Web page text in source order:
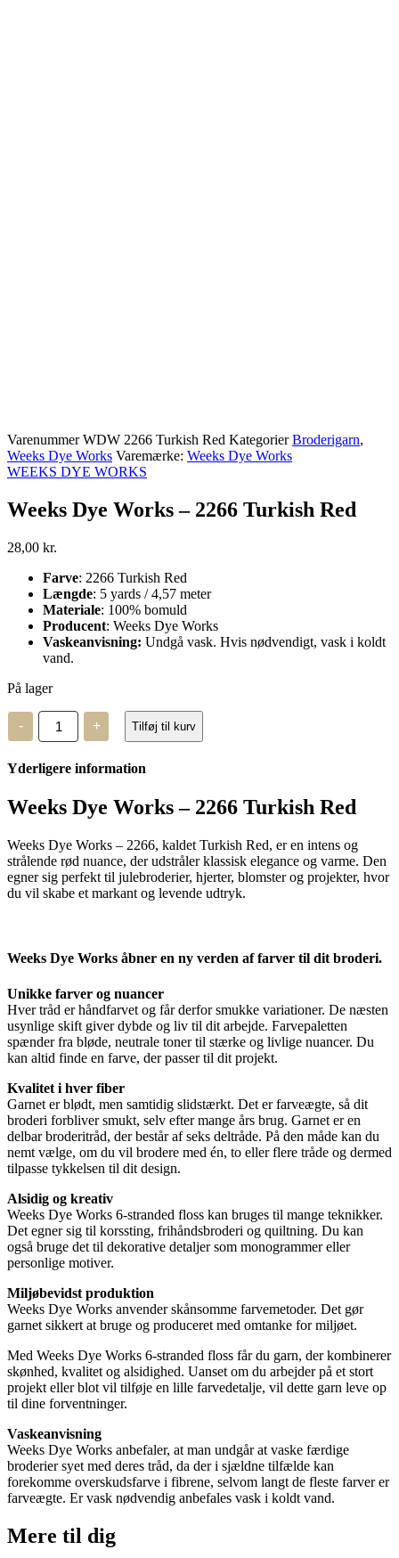
VarenummerWDW 2266 Turkish Red Kategorier Broderigarn,
Weeks Dye Works Varemærke: Weeks Dye Works
WEEKS DYE WORKS
Weeks Dye Works – 2266 Turkish Red
28,00 kr.
Farve: 2266 Turkish Red
Længde: 5 yards / 4,57 meter
Materiale: 100% bomuld
Producent: Weeks Dye Works
Vaskeanvisning: Undgå vask. Hvis nødvendigt, vask i koldt
vand.
På lager
-
Weeks
Dye
Works
2266
Red
antal
+ Tilføj til kurv
Yderligere information
Weeks Dye Works – 2266 Turkish Red
Weeks Dye Works – 2266, kaldet Turkish Red, er en intens og
strålende rød nuance, der udstråler klassisk elegance og varme. Den
egner sig perfekt til julebroderier, hjerter, blomster og projekter, hvor
du vil skabe et markant og levende udtryk.
Weeks Dye Works åbner en ny verden af farver til dit broderi.
Unikke farver og nuancer
Hver tråd er håndfarvet og får derfor smukke variationer. De næsten
usynlige skift giver dybde og liv til dit arbejde. Farvepaletten
spænder fra bløde, neutrale toner til stærke og livlige nuancer. Du
kan altid finde en farve, der passer til dit projekt.
Kvalitet i hver fiber
Garnet er blødt, men samtidig slidstærkt. Det er farveægte, så dit
broderi forbliver smukt, selv efter mange års brug. Garnet er en
delbar broderitråd, der består af seks deltråde. På den måde kan du
nemt vælge, om du vil brodere med én, to eller flere tråde og dermed
tilpasse tykkelsen til dit design.
Alsidig og kreativ
Weeks Dye Works 6-stranded floss kan bruges til mange teknikker.
Det egner sig til korssting, frihåndsbroderi og quiltning. Du kan
også bruge det til dekorative detaljer som monogrammer eller
personlige motiver.
Miljøbevidst produktion
Weeks Dye Works anvender skånsomme farvemetoder. Det gør
garnet sikkert at bruge og produceret med omtanke for miljøet.
Med Weeks Dye Works 6-stranded floss får du garn, der kombinerer
skønhed, kvalitet og alsidighed. Uanset om du arbejder på et stort
projekt eller blot vil tilføje en lille farvedetalje, vil dette garn leve op
til dine forventninger.
Vaskeanvisning
Weeks Dye Works anbefaler, at man undgår at vaske færdige
broderier syet med deres tråd, da der i sjældne tilfælde kan
forekomme overskudsfarve i fibrene, selvom langt de fleste farver er
farveægte. Er vask nødvendig anbefales vask i koldt vand.
Mere til dig